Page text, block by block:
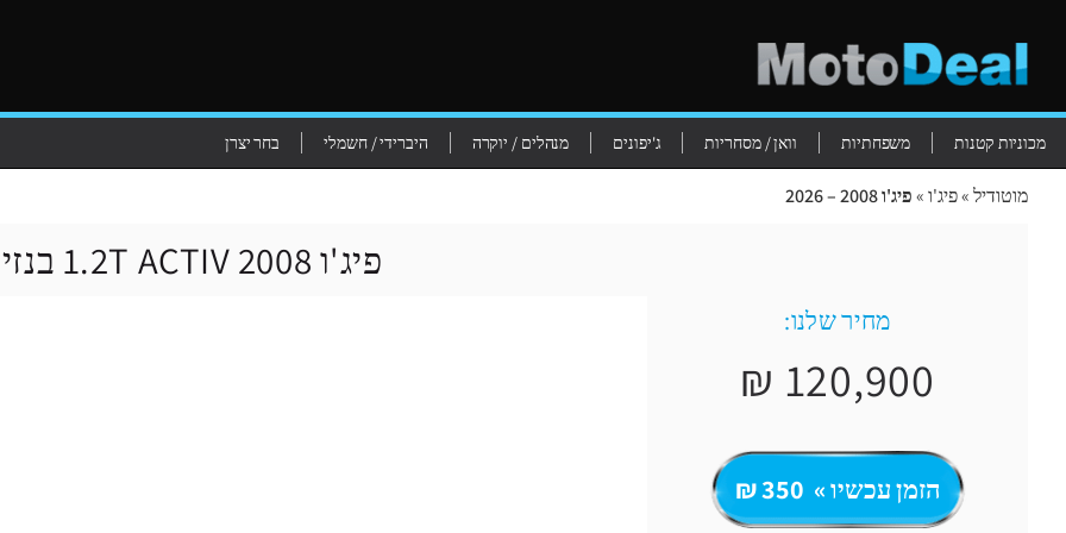
מכוניות קטנות משפחתיות וואן / מסחריות ג'יפונים מנהלים / יוקרה היברידי / חשמלי בחר יצרן
מוטודיל»פיג'ו»פיג'ו 2008 – 2026
פיג'ו 2008 1.2T ACTIV בנזין אוטומט - 2026
מחיר שלנו:
120,900 ₪
הזמן עכשיו » 350 ₪